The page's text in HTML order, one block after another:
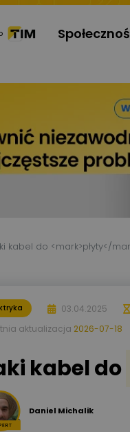
kabel do <mark>płyty</
03.04.2025
aktualizacja 2026-07-18
kabel do
Daniel Michalik